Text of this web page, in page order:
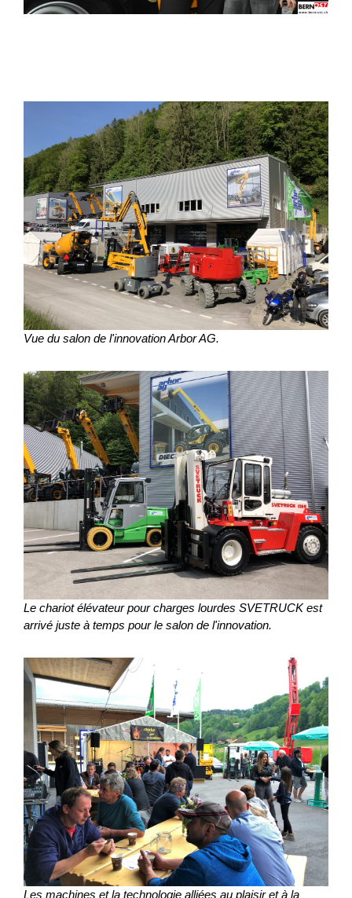
Vue du salon de l'innovation Arbor AG.
Le chariot élévateur pour charges lourdes SVETRUCK est
arrivé juste à temps pour le salon de l'innovation.
Les machines et la technologie alliées au plaisir et à la